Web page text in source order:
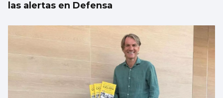
las alertas en Defensa